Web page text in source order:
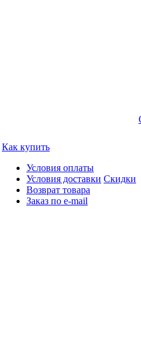
Как купить
Условия оплаты
Условия доставки
Возврат товара
Заказ по e-mail
Скидки